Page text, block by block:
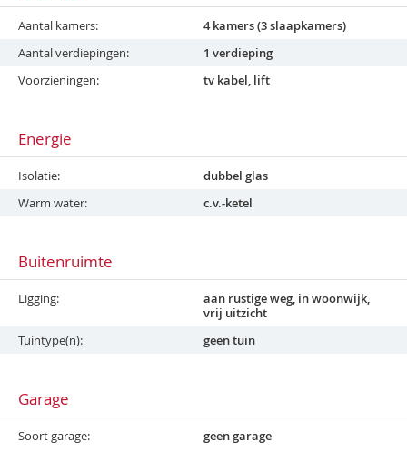
Aantal kamers
4 kamers (3 slaapkamers)
Aantal verdiepingen
1 verdieping
Voorzieningen
tv kabel, lift
Energie
Isolatie
dubbel glas
Warm water
c.v.-ketel
Buitenruimte
Ligging
aan rustige weg, in woonwijk,
vrij uitzicht
Tuintype(n)
geen tuin
Garage
Soort garage geen garage